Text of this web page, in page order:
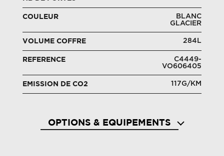
COULEUR
BLANC
GLACIER
VOLUME COFFRE 284L
REFERENCE
C4449-
VO606405
EMISSION DE CO2 117G/KM
OPTIONS & EQUIPEMENTS